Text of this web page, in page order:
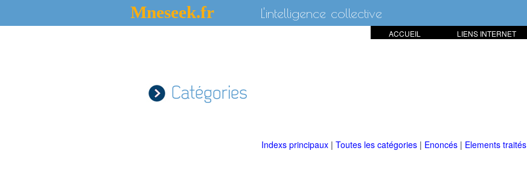
Mneseek.fr L'intelligence collective
LIENS INTERNET
ACCUEIL
Catégories
Indexs principaux | Toutes les catégories | Enoncés | Elements traités